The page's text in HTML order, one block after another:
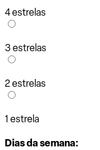
4 estrelas
3 estrelas
2 estrelas
1 estrela
Dias da semana: